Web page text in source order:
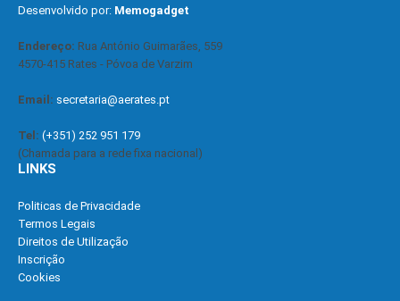
Desenvolvido por: Memogadget
Endereço: Rua António Guimarães, 559
4570-415 Rates - Póvoa de Varzim
Email: secretaria@aerates.pt
Tel: (+351) 252 951 179
(Chamada para a rede fixa nacional)
LINKS
Politicas de Privacidade
Termos Legais
Direitos de Utilização
Inscrição
Cookies